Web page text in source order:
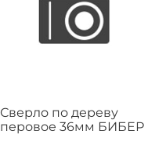
Сверло по дереву
перовое 36мм БИБЕР